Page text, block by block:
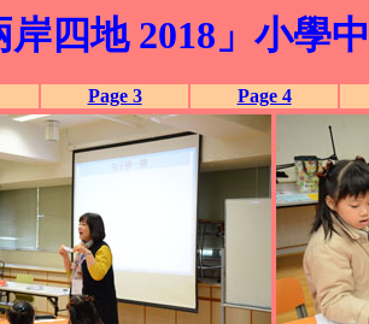
四地 2018」小學
Page 3 Page 4